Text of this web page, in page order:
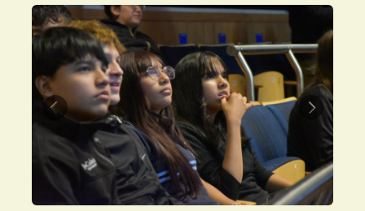
Anterior